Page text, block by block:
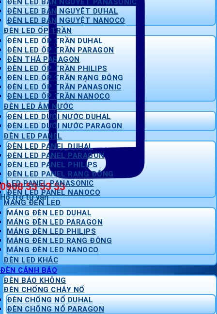
0908 53 53 53
Hỗ trợ tư vấn
ĐÈN LED BÁN NGUYỆT PANASONIC
ĐÈN LED BÁN NGUYỆT DUHAL
ĐÈN LED BÁN NGUYỆT NANOCO
ĐÈN LED ỐP TRẦN
ĐÈN LED ỐP TRẦN DUHAL
ĐÈN LED ỐP TRẦN PARAGON
ĐÈN THẢ PARAGON
ĐÈN LED ỐP TRẦN PHILIPS
ĐÈN LED ỐP TRẦN RẠNG ĐÔNG
ĐÈN LED ỐP TRẦN PANASONIC
ĐÈN LED ỐP TRẦN NANOCO
ĐÈN LED ÂM NƯỚC
ĐÈN LED DƯỚI NƯỚC DUHAL
ĐÈN LED DƯỚI NƯỚC PARAGON
ĐÈN LED PANEL
ĐÈN LED PANEL DUHAL
ĐÈN LED PANEL PARAGON
ĐÈN LED PANEL PHILIPS
ĐÈN LED PANEL RẠNG ĐÔNG
LED PANEL PANASONIC
ĐÈN LED PANEL NANOCO
MÁNG ĐÈN LED
MÁNG ĐÈN LED DUHAL
MÁNG ĐÈN LED PARAGON
MÁNG ĐÈN LED PHILIPS
MÁNG ĐÈN LED RẠNG ĐÔNG
MÁNG ĐÈN LED NANOCO
ĐÈN LED KHÁC
ĐÈN CẢNH BÁO
ĐÈN BÁO KHÔNG
ĐÈN CHỐNG CHÁY NỔ
ĐÈN CHỐNG NỔ DUHAL
ĐÈN CHỐNG NỔ PARAGON